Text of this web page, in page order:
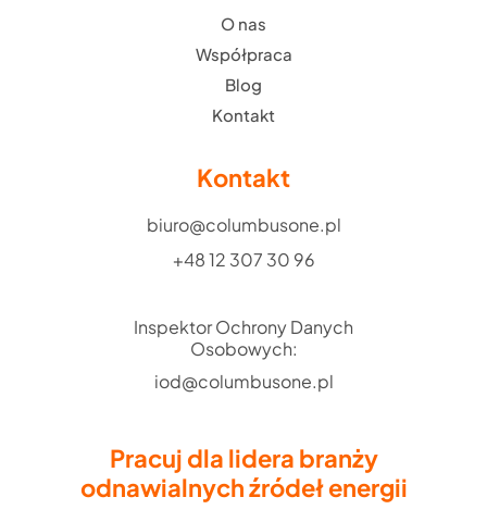
O nas
Współpraca
Blog
Kontakt
Kontakt
biuro@columbusone.pl
+48 12 307 30 96
Inspektor Ochrony Danych
Osobowych:
iod@columbusone.pl
Pracuj dla lidera branży
odnawialnych źródeł energii